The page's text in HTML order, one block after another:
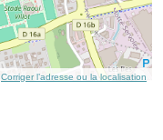
Corriger l’adresse ou la localisation